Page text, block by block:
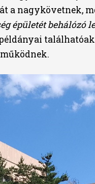
a nagykövetnek,
épületét behálózó